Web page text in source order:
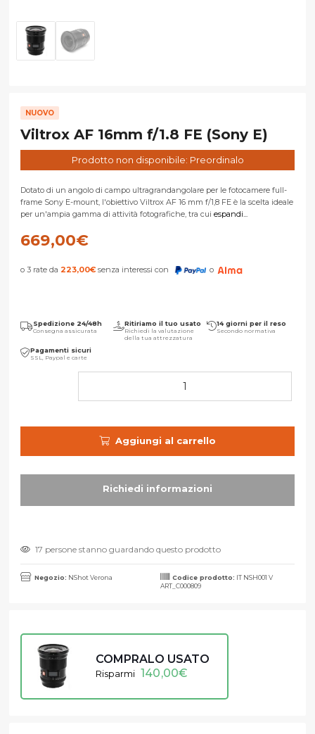
NUOVO
Viltrox AF 16mm f/1.8 FE (Sony E)
Prodotto non disponibile: Preordinalo
Dotato di un angolo di campo ultragrandangolare per le fotocamere full-
frame Sony E-mount, l'obiettivo Viltrox AF 16 mm f/1,8 FE è la scelta ideale
per un'ampia gamma di attività fotografiche, tra cui espandi...
669,00€
o 3 rate da 223,00€ senza interessi con o
Spedizione 24/48h
Consegna assicurata
Ritiriamo il tuo usato
Richiedi la valutazione
della tua attrezzatura
14 giorni per il reso
Secondo normativa
Pagamenti sicuri
SSL, Paypal e carte
Aggiungi al carrello
17 persone stanno guardando questo prodotto
Negozio: NShot Verona Codice prodotto: IT NSH001 V
ART_C000809
COMPRALO USATO
Risparmi 140,00€